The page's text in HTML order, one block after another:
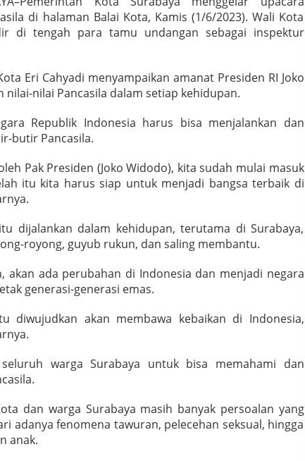
di halaman Balai Kota, Kamis (1/6/2023). Wali Kota
di tengah para tamu undangan sebagai inspektur
Eri Cahyadi menyampaikan amanat Presiden RI Joko
nilai-nilai Pancasila dalam setiap kehidupan.
Republik Indonesia harus bisa menjalankan dan
butir Pancasila.
Pak Presiden (Joko Widodo), kita sudah mulai masuk
itu kita harus siap untuk menjadi bangsa terbaik di
dijalankan dalam kehidupan, terutama di Surabaya,
royong, guyub rukun, dan saling membantu.
akan ada perubahan di Indonesia dan menjadi negara
generasi-generasi emas.
diwujudkan akan membawa kebaikan di Indonesia,
warga Surabaya untuk bisa memahami dan
dan warga Surabaya masih banyak persoalan yang
adanya fenomena tawuran, pelecehan seksual, hingga
anak.